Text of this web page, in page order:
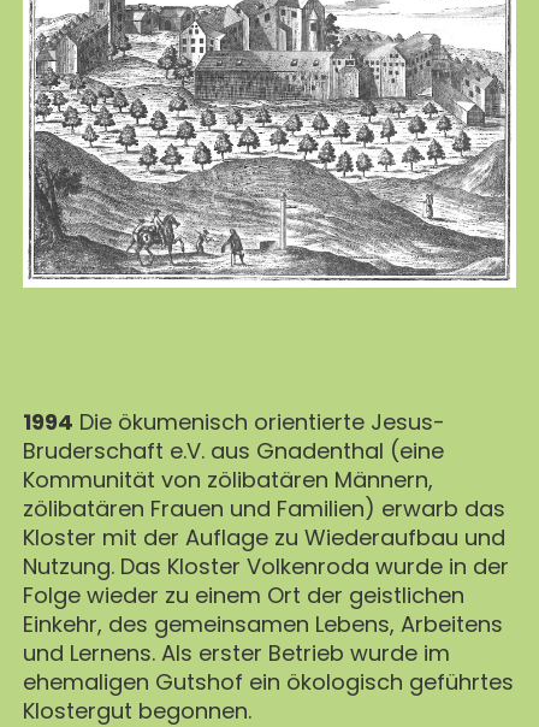
1994 Die ökumenisch orientierte Jesus-
Bruderschaft e.V. aus Gnadenthal (eine
Kommunität von zölibatären Männern,
zölibatären Frauen und Familien) erwarb das
Kloster mit der Auflage zu Wiederaufbau und
Nutzung. Das Kloster Volkenroda wurde in der
Folge wieder zu einem Ort der geistlichen
Einkehr, des gemeinsamen Lebens, Arbeitens
und Lernens. Als erster Betrieb wurde im
ehemaligen Gutshof ein ökologisch geführtes
Klostergut begonnen.